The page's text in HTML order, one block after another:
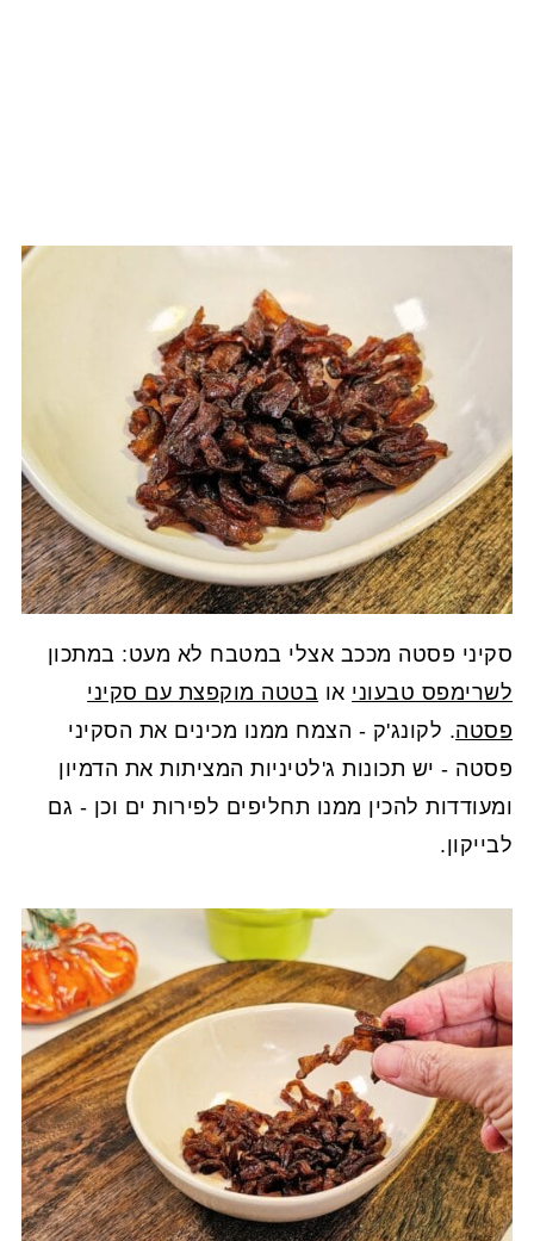
סקיני פסטה מככב אצלי במטבח לא מעט: במתכון
לשרימפס טבעוני או בטטה מוקפצת עם סקיני
פסטה. לקונג'ק - הצמח ממנו מכינים את הסקיני
פסטה - יש תכונות ג'לטיניות המציתות את הדמיון
ומעודדות להכין ממנו תחליפים לפירות ים וכן - גם
לבייקון.